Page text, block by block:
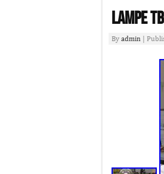
lampe
By admin